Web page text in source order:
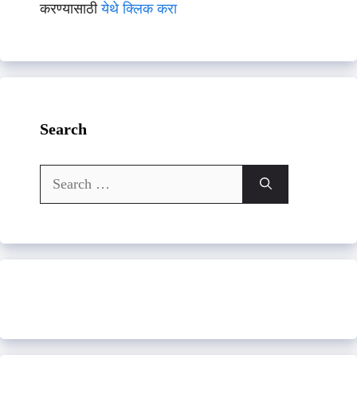
करण्यासाठीयेथे क्लिक करा
Search
Search
for: